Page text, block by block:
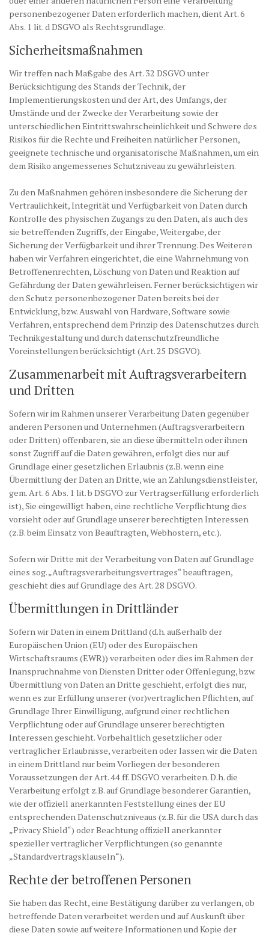
personenbezogener Daten erforderlich machen, dient Art. 6
Abs. 1 lit. d DSGVO als Rechtsgrundlage.
Sicherheitsmaßnahmen
Wir treffen nach Maßgabe des Art. 32 DSGVO unter
Berücksichtigung des Stands der Technik, der
Implementierungskosten und der Art, des Umfangs, der
Umstände und der Zwecke der Verarbeitung sowie der
unterschiedlichen Eintrittswahrscheinlichkeit und Schwere des
Risikos für die Rechte und Freiheiten natürlicher Personen,
geeignete technische und organisatorische Maßnahmen, um ein
dem Risiko angemessenes Schutzniveau zu gewährleisten.
Zu den Maßnahmen gehören insbesondere die Sicherung der
Vertraulichkeit, Integrität und Verfügbarkeit von Daten durch
Kontrolle des physischen Zugangs zu den Daten, als auch des
sie betreffenden Zugriffs, der Eingabe, Weitergabe, der
Sicherung der Verfügbarkeit und ihrer Trennung. Des Weiteren
haben wir Verfahren eingerichtet, die eine Wahrnehmung von
Betroffenenrechten, Löschung von Daten und Reaktion auf
Gefährdung der Daten gewährleisen. Ferner berücksichtigen wir
den Schutz personenbezogener Daten bereits bei der
Entwicklung, bzw. Auswahl von Hardware, Software sowie
Verfahren, entsprechend dem Prinzip des Datenschutzes durch
Technikgestaltung und durch datenschutzfreundliche
Voreinstellungen berücksichtigt (Art. 25 DSGVO).
Zusammenarbeit mit Auftragsverarbeitern
und Dritten
Sofern wir im Rahmen unserer Verarbeitung Daten gegenüber
anderen Personen und Unternehmen (Auftragsverarbeitern
oder Dritten) offenbaren, sie an diese übermitteln oder ihnen
sonst Zugriff auf die Daten gewähren, erfolgt dies nur auf
Grundlage einer gesetzlichen Erlaubnis (z.B. wenn eine
Übermittlung der Daten an Dritte, wie an Zahlungsdienstleister,
gem. Art. 6 Abs. 1 lit. b DSGVO zur Vertragserfüllung erforderlich
ist), Sie eingewilligt haben, eine rechtliche Verpflichtung dies
vorsieht oder auf Grundlage unserer berechtigten Interessen
(z.B. beim Einsatz von Beauftragten, Webhostern, etc.).
Sofern wir Dritte mit der Verarbeitung von Daten auf Grundlage
eines sog. „Auftragsverarbeitungsvertrages“ beauftragen,
geschieht dies auf Grundlage des Art. 28 DSGVO.
Übermittlungen in Drittländer
Sofern wir Daten in einem Drittland (d.h. außerhalb der
Europäischen Union (EU) oder des Europäischen
Wirtschaftsraums (EWR)) verarbeiten oder dies im Rahmen der
Inanspruchnahme von Diensten Dritter oder Offenlegung, bzw.
Übermittlung von Daten an Dritte geschieht, erfolgt dies nur,
wenn es zur Erfüllung unserer (vor)vertraglichen Pflichten, auf
Grundlage Ihrer Einwilligung, aufgrund einer rechtlichen
Verpflichtung oder auf Grundlage unserer berechtigten
Interessen geschieht. Vorbehaltlich gesetzlicher oder
vertraglicher Erlaubnisse, verarbeiten oder lassen wir die Daten
in einem Drittland nur beim Vorliegen der besonderen
Voraussetzungen der Art. 44 ff. DSGVO verarbeiten. D.h. die
Verarbeitung erfolgt z.B. auf Grundlage besonderer Garantien,
wie der offiziell anerkannten Feststellung eines der EU
entsprechenden Datenschutzniveaus (z.B. für die USA durch das
„Privacy Shield“) oder Beachtung offiziell anerkannter
spezieller vertraglicher Verpflichtungen (so genannte
„Standardvertragsklauseln“).
Rechte der betroffenen Personen
Sie haben das Recht, eine Bestätigung darüber zu verlangen, ob
betreffende Daten verarbeitet werden und auf Auskunft über
diese Daten sowie auf weitere Informationen und Kopie der